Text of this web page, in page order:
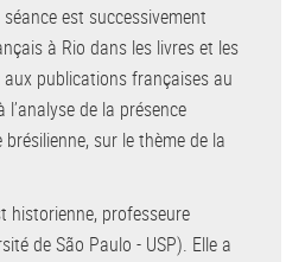
est successivement
à Rio dans les livres et les
aux publications françaises au
de la présence
sur le thème de la
historienne, professeure
de São Paulo - USP). Elle a